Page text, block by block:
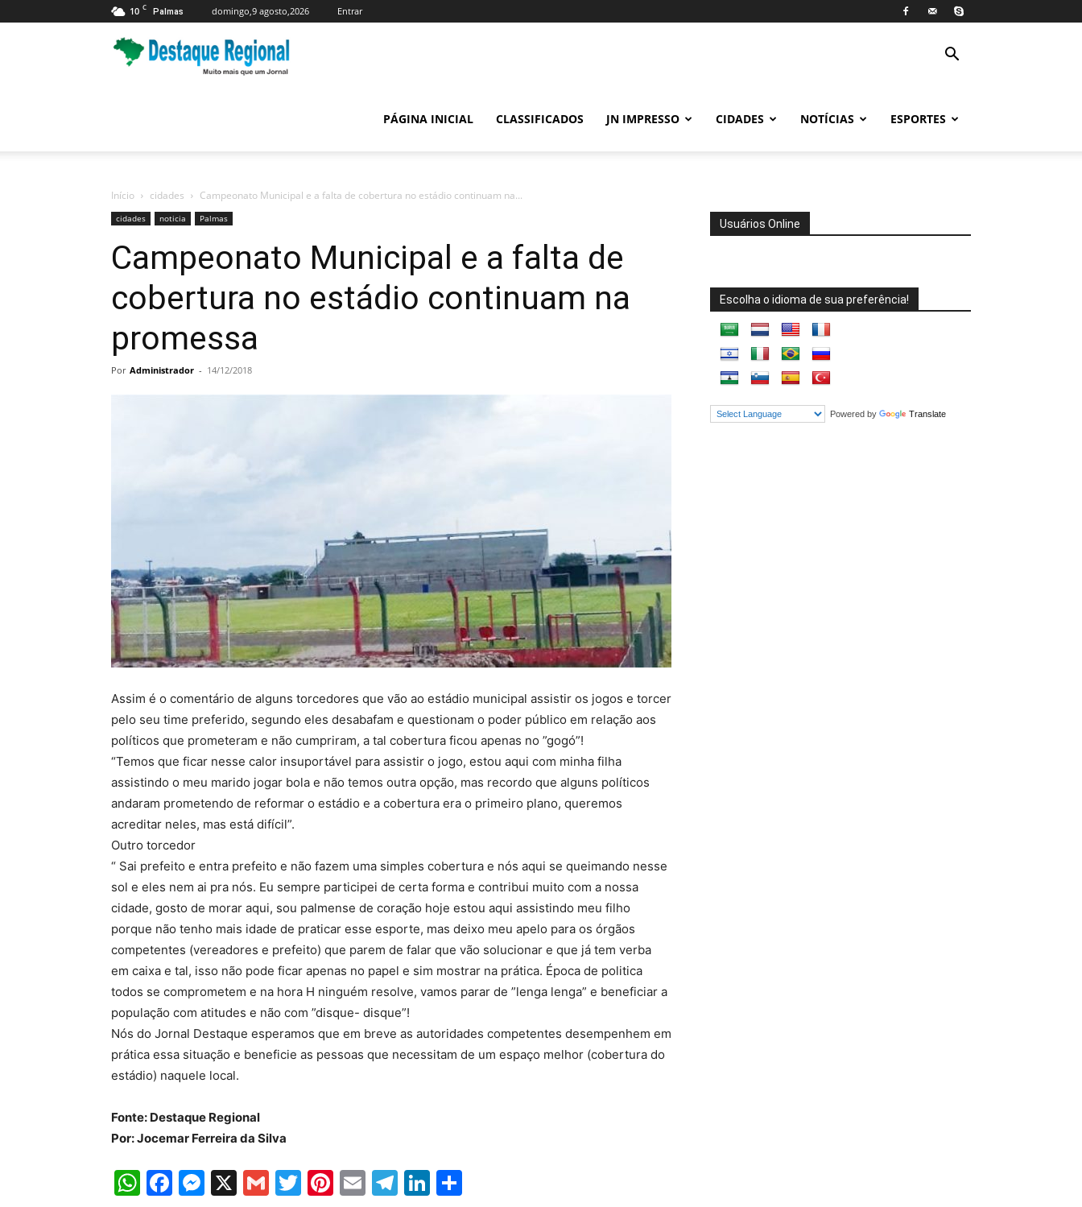
10 C Palmas domingo,9 agosto,2026 Entrar
PÁGINA INICIAL CLASSIFICADOS JN IMPRESSO CIDADES NOTÍCIAS ESPORTES
Início cidades Campeonato Municipal e a falta de cobertura no estádio continuam na...
cidades noticia Palmas
Campeonato Municipal e a falta de
cobertura no estádio continuam na
promessa
Por Administrador - 14/12/2018
Assim é o comentário de alguns torcedores que vão ao estádio municipal assistir os jogos e torcer
pelo seu time preferido, segundo eles desabafam e questionam o poder público em relação aos
políticos que prometeram e não cumpriram, a tal cobertura ficou apenas no ”gogó”!
“Temos que ficar nesse calor insuportável para assistir o jogo, estou aqui com minha filha
assistindo o meu marido jogar bola e não temos outra opção, mas recordo que alguns políticos
andaram prometendo de reformar o estádio e a cobertura era o primeiro plano, queremos
acreditar neles, mas está difícil”.
Outro torcedor
“ Sai prefeito e entra prefeito e não fazem uma simples cobertura e nós aqui se queimando nesse
sol e eles nem ai pra nós. Eu sempre participei de certa forma e contribui muito com a nossa
cidade, gosto de morar aqui, sou palmense de coração hoje estou aqui assistindo meu filho
porque não tenho mais idade de praticar esse esporte, mas deixo meu apelo para os órgãos
competentes (vereadores e prefeito) que parem de falar que vão solucionar e que já tem verba
em caixa e tal, isso não pode ficar apenas no papel e sim mostrar na prática. Época de politica
todos se comprometem e na hora H ninguém resolve, vamos parar de ”lenga lenga” e beneficiar a
população com atitudes e não com ”disque- disque”!
Nós do Jornal Destaque esperamos que em breve as autoridades competentes desempenhem em
prática essa situação e beneficie as pessoas que necessitam de um espaço melhor (cobertura do
estádio) naquele local.
Fonte: Destaque Regional
Por: Jocemar Ferreira da Silva
WhatsApp
Facebook
Messenger
X GmailTwitter
Pinterest
EmailTelegram
LinkedIn
Usuários Online
Escolha o idioma de sua preferência!
Powered by Translate